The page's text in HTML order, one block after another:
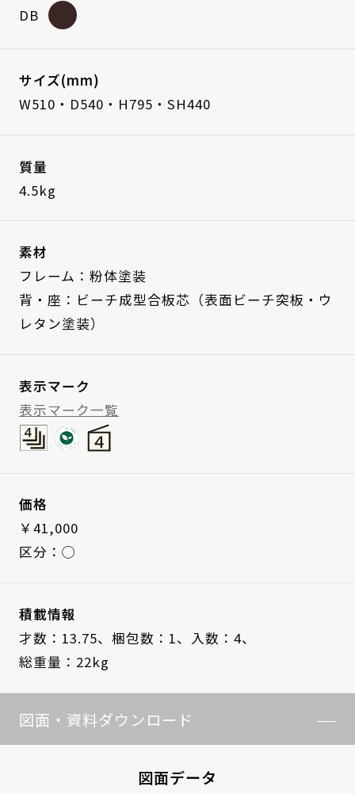
DB
サイズ(mm)
W510・D540・H795・SH440
質量
4.5kg
素材
フレーム：粉体塗装
背・座：ビーチ成型合板芯（表面ビーチ突板・ウ
レタン塗装）
表示マーク
表示マーク一覧
価格
￥41,000
区分：◯
積載情報
才数：13.75、 梱包数：1、 入数：4、
総重量：22kg
図面・資料ダウンロード
図面データ